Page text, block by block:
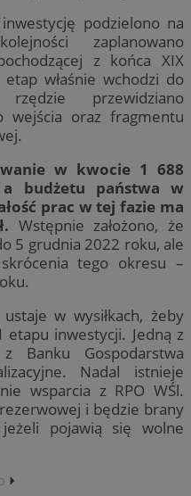
podzielono na
zaplanowano
z końca XIX
właśnie wchodzi do
przewidziano
wejścia oraz fragmentu
w kwocie 1 688
budżetu państwa w
prac w tej fazie ma
Wstępnie założono, że
5 grudnia 2022 roku, ale
tego okresu –
w wysiłkach, żeby
etapu inwestycji. Jedną z
Banku Gospodarstwa
Nadal istnieje
wsparcia z RPO WŚl.
i będzie brany
pojawią się wolne
⏵︎